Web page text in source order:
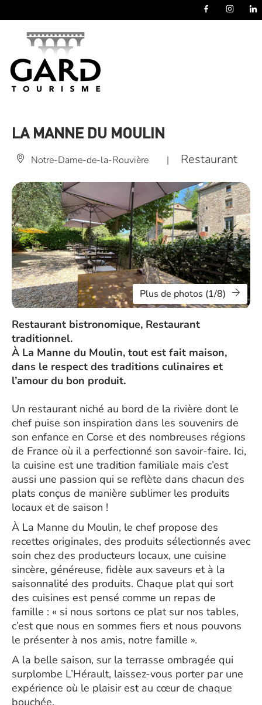
LA MANNE DU MOULIN
Notre-Dame-de-la-Rouvière | Restaurant
Plus de photos (1/8)
Restaurant bistronomique, Restaurant
traditionnel.
À La Manne du Moulin, tout est fait maison,
dans le respect des traditions culinaires et
l’amour du bon produit.
Un restaurant niché au bord de la rivière dont le
chef puise son inspiration dans les souvenirs de
son enfance en Corse et des nombreuses régions
de France où il a perfectionné son savoir-faire. Ici,
la cuisine est une tradition familiale mais c’est
aussi une passion qui se reflète dans chacun des
plats conçus de manière sublimer les produits
locaux et de saison !
À La Manne du Moulin, le chef propose des
recettes originales, des produits sélectionnés avec
soin chez des producteurs locaux, une cuisine
sincère, généreuse, fidèle aux saveurs et à la
saisonnalité des produits. Chaque plat qui sort
des cuisines est pensé comme un repas de
famille : « si nous sortons ce plat sur nos tables,
c’est que nous en sommes fiers et nous pouvons
le présenter à nos amis, notre famille ».
A la belle saison, sur la terrasse ombragée qui
surplombe L’Hérault, laissez-vous porter par une
expérience où le plaisir est au cœur de chaque
bouchée.